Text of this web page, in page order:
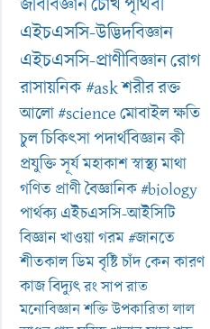
এইচএসসি-উদ্ভিদবিজ্ঞান
এইচএসসি-প্রাণীবিজ্ঞানরোগ
রাসায়নিক#askশরীররক্ত
আলো#scienceমোবাইলক্ষতি
চুলচিকিৎসাপদার্থবিজ্ঞানকী
প্রযুক্তিসূর্যমহাকাশস্বাস্থ্যমাথা
গণিত প্রাণীবৈজ্ঞানিক#biology
পার্থক্য এইচএসসি-আইসিটি
বিজ্ঞানখাওয়াগরম#জানতে
শীতকালডিমবৃষ্টিচাঁদকেনকারণ
কাজবিদ্যুৎরংসাপরাত
মনোবিজ্ঞানশক্তিউপকারিতালাল